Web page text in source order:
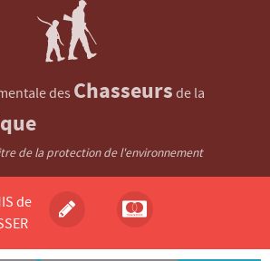
des Chasseurs de la
de la protection de l'environnement
de